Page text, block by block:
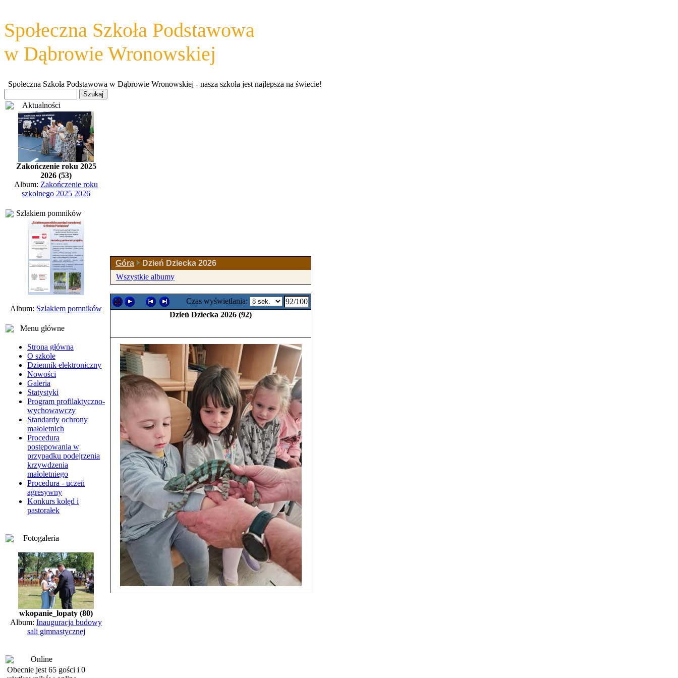
Społeczna Szkoła Podstawowa
w Dąbrowie Wronowskiej
Społeczna Szkoła Podstawowa w Dąbrowie Wronowskiej - nasza szkoła jest najlepsza na świecie!
Aktualności
Zakończenie roku 2025
2026 (53)
Album: Zakończenie roku
szkolnego 2025 2026
Szlakiem pomników
Album: Szlakiem pomników
Menu główne
Strona główna
O szkole
Dziennik elektroniczny
Nowości
Galeria
Statystyki
Program profilaktyczno-
wychowawczy
Standardy ochrony
małoletnich
Procedura
postępowania w
przypadku podejrzenia
krzywdzenia
małoletniego
Procedura - uczeń
agresywny
Konkurs kolęd i
pastorałek
Fotogaleria
wkopanie_lopaty (80)
Album: Inauguracja budowy
sali gimnastycznej
Online
Obecnie jest 65 gości i 0
Góra
Dzień Dziecka 2026
Wszystkie albumy
Czas wyświetlania:
92/100
Dzień Dziecka 2026 (92)